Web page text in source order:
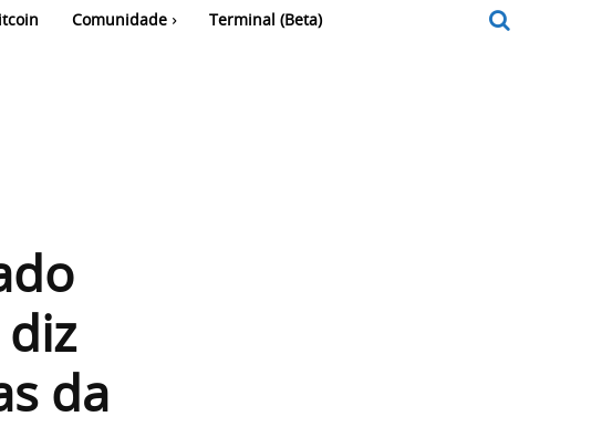
Comunidade Terminal (Beta)
da